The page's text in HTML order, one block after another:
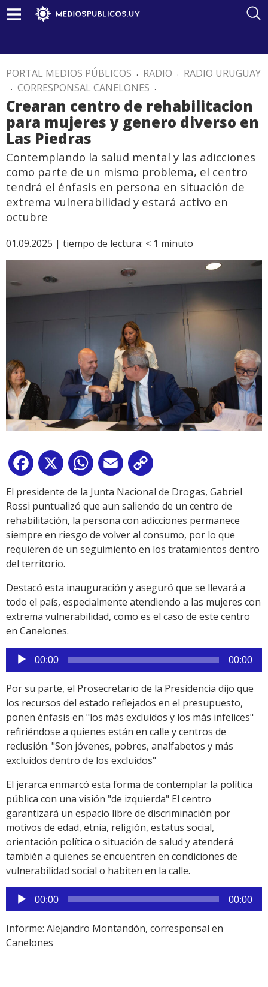
PORTAL MEDIOS PÚBLICOS . RADIO . RADIO URUGUAY
. CORRESPONSAL CANELONES .
Crearan centro de rehabilitacion
para mujeres y genero diverso en
Las Piedras
Contemplando la salud mental y las adicciones
como parte de un mismo problema, el centro
tendrá el énfasis en persona en situación de
extrema vulnerabilidad y estará activo en
octubre
01.09.2025 | tiempo de lectura: < 1 minuto
Facebook
X WhatsApp
Email
Link
El presidente de la Junta Nacional de Drogas, Gabriel
Rossi puntualizó que aun saliendo de un centro de
rehabilitación, la persona con adicciones permanece
siempre en riesgo de volver al consumo, por lo que
requieren de un seguimiento en los tratamientos dentro
del territorio.
Destacó esta inauguración y aseguró que se llevará a
todo el país, especialmente atendiendo a las mujeres con
extrema vulnerabilidad, como es el caso de este centro
en Canelones.
Reproductor
de
audio
00:00 00:00
Por su parte, el Prosecretario de la Presidencia dijo que
los recursos del estado reflejados en el presupuesto,
ponen énfasis en "los más excluidos y los más infelices"
refiriéndose a quienes están en calle y centros de
reclusión. "Son jóvenes, pobres, analfabetos y más
excluidos dentro de los excluidos"
El jerarca enmarcó esta forma de contemplar la política
pública con una visión "de izquierda" El centro
garantizará un espacio libre de discriminación por
motivos de edad, etnia, religión, estatus social,
orientación política o situación de salud y atenderá
también a quienes se encuentren en condiciones de
vulnerabilidad social o habiten en la calle.
Reproductor
de
audio
00:00 00:00
Informe: Alejandro Montandón, corresponsal en
Canelones